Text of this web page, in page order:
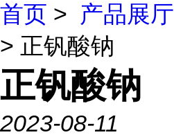
首页 > 产品展厅
> 正钒酸钠
正钒酸钠
2023-08-11